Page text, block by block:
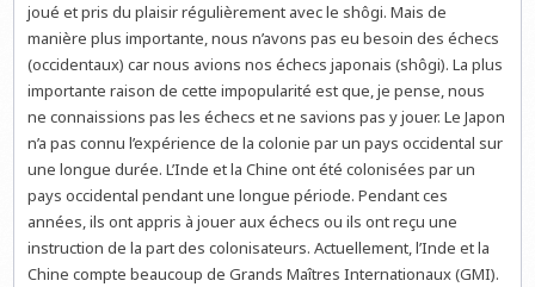
joué et pris du plaisir régulièrement avec le shôgi. Mais de
manière plus importante, nous n’avons pas eu besoin des échecs
(occidentaux) car nous avions nos échecs japonais (shôgi). La plus
importante raison de cette impopularité est que, je pense, nous
ne connaissions pas les échecs et ne savions pas y jouer. Le Japon
n’a pas connu l’expérience de la colonie par un pays occidental sur
une longue durée. L’Inde et la Chine ont été colonisées par un
pays occidental pendant une longue période. Pendant ces
années, ils ont appris à jouer aux échecs ou ils ont reçu une
instruction de la part des colonisateurs. Actuellement, l’Inde et la
Chine compte beaucoup de Grands Maîtres Internationaux (GMI).